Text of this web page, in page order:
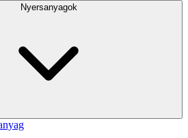
Nyersanyagok